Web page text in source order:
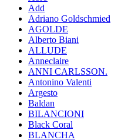
Add
Adriano Goldschmied
AGOLDE
Alberto Biani
ALLUDE
Anneclaire
ANNI CARLSSON.
Antonino Valenti
Argesto
Baldan
BILANCIONI
Black Coral
BLANCHA